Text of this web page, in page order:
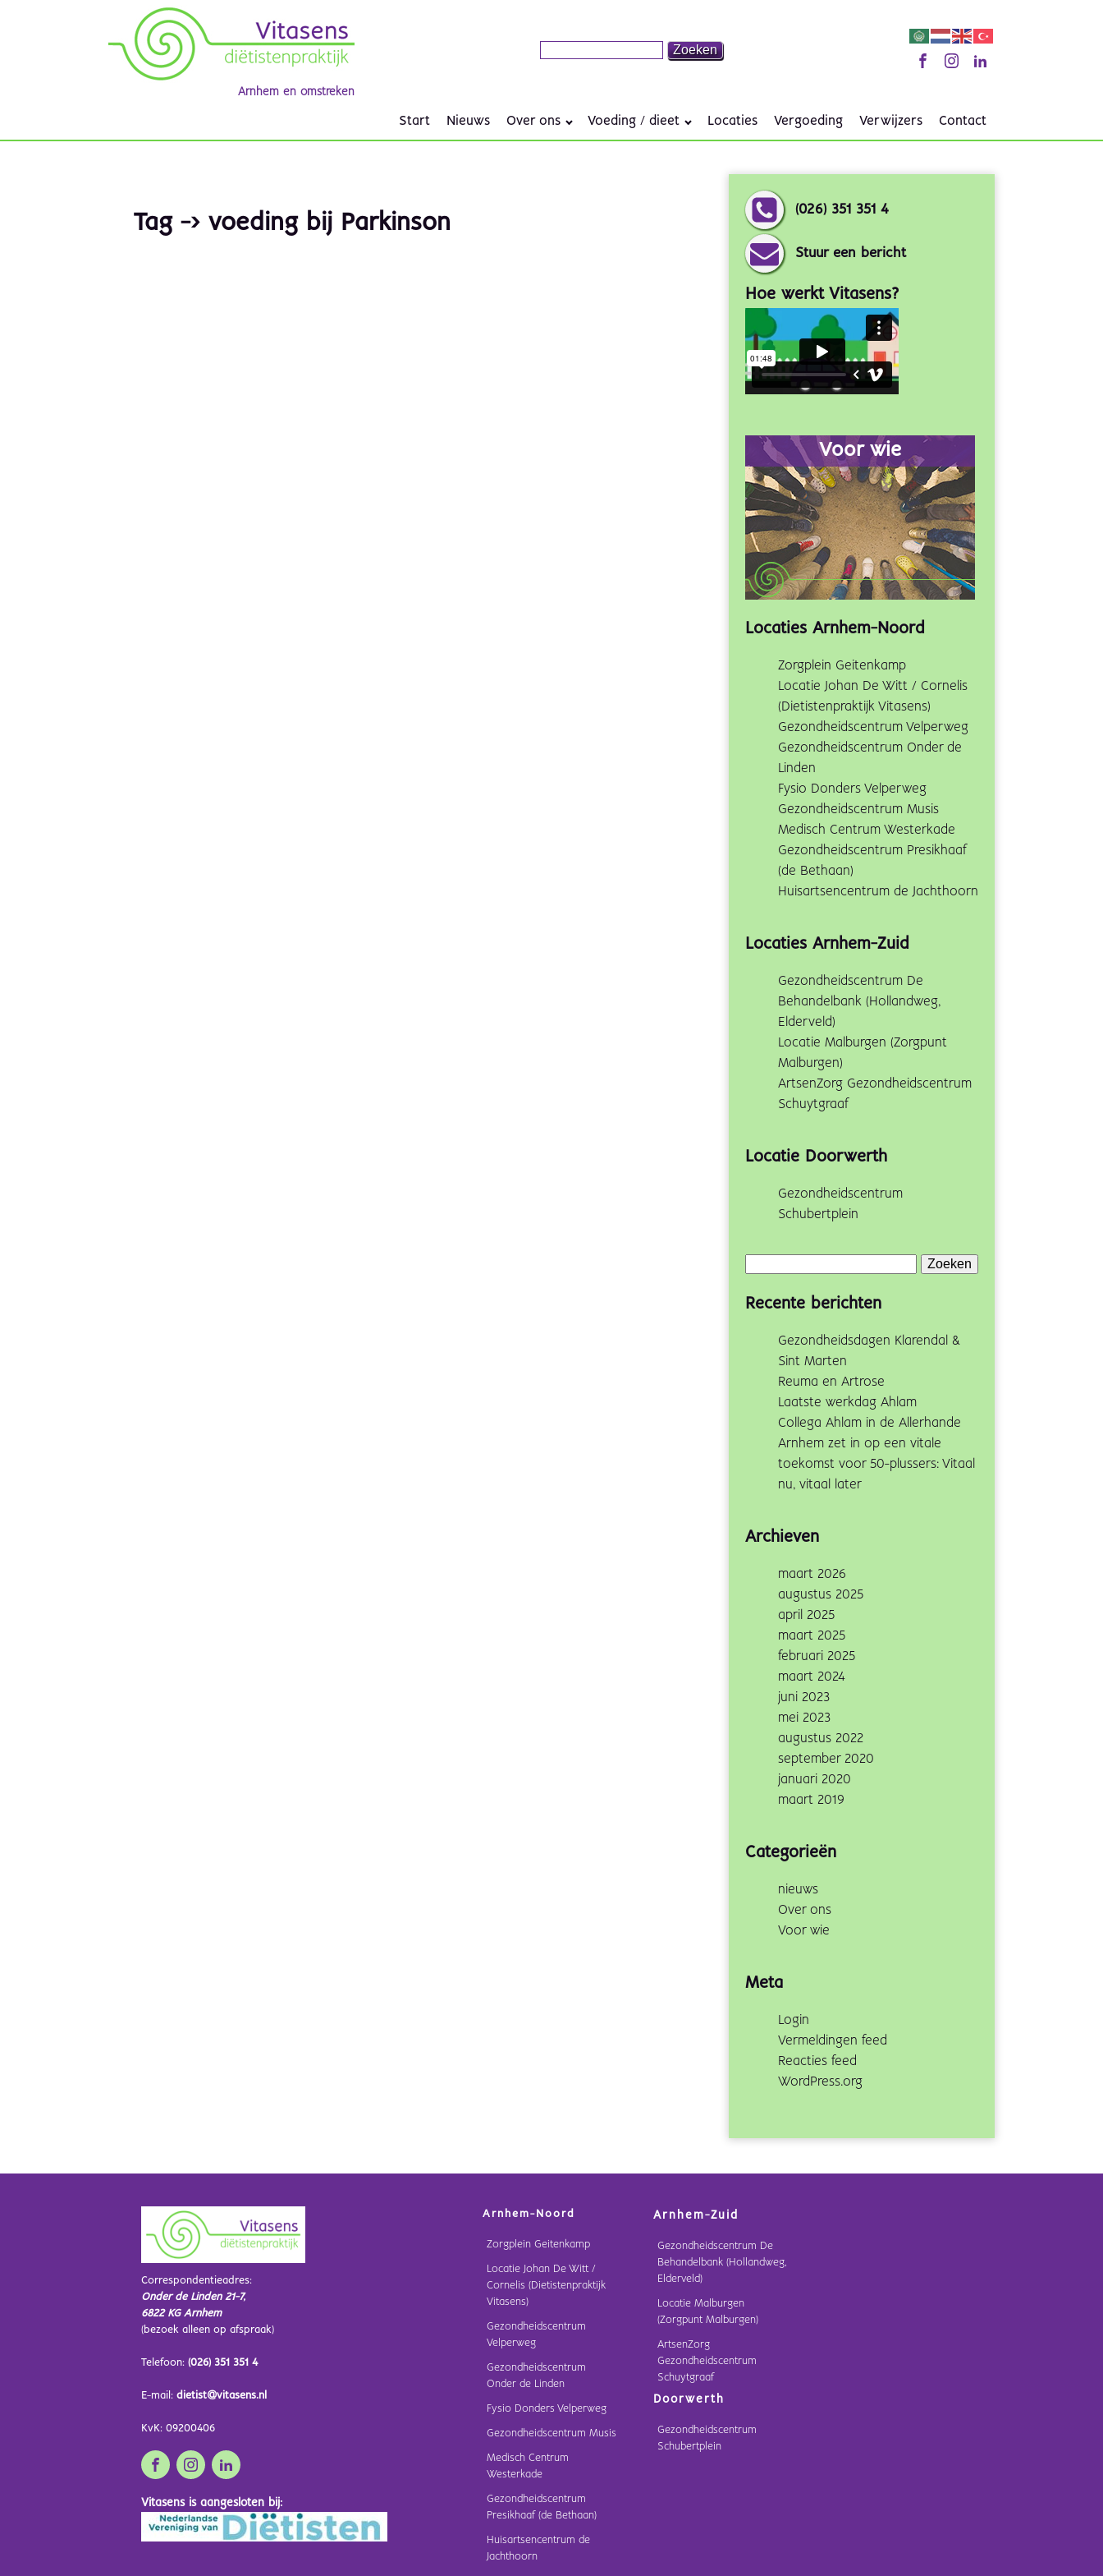
Arnhem en omstreken
Start Nieuws Over ons Voeding / dieet Locaties Vergoeding Verwijzers Contact
Tag -> voeding bij Parkinson
(026) 351 351 4
Stuur een bericht
Hoe werkt Vitasens?
Voor wie
Locaties Arnhem-Noord
Zorgplein Geitenkamp
Locatie Johan De Witt / Cornelis
(Dietistenpraktijk Vitasens)
Gezondheidscentrum Velperweg
Gezondheidscentrum Onder de
Linden
Fysio Donders Velperweg
Gezondheidscentrum Musis
Medisch Centrum Westerkade
Gezondheidscentrum Presikhaaf
(de Bethaan)
Huisartsencentrum de Jachthoorn
Locaties Arnhem-Zuid
Gezondheidscentrum De
Behandelbank (Hollandweg,
Elderveld)
Locatie Malburgen (Zorgpunt
Malburgen)
ArtsenZorg Gezondheidscentrum
Schuytgraaf
Locatie Doorwerth
Gezondheidscentrum
Schubertplein
Recente berichten
Gezondheidsdagen Klarendal &
Sint Marten
Reuma en Artrose
Laatste werkdag Ahlam
Collega Ahlam in de Allerhande
Arnhem zet in op een vitale
toekomst voor 50-plussers: Vitaal
nu, vitaal later
Archieven
maart 2026
augustus 2025
april 2025
maart 2025
februari 2025
maart 2024
juni 2023
mei 2023
augustus 2022
september 2020
januari 2020
maart 2019
Categorieën
nieuws
Over ons
Voor wie
Meta
Login
Vermeldingen feed
Reacties feed
WordPress.org
Correspondentieadres:
Onder de Linden 21-7,
6822 KG Arnhem
(bezoek alleen op afspraak)
Telefoon: (026) 351 351 4
E-mail: dietist@vitasens.nl
KvK: 09200406
Vitasens is aangesloten bij:
Arnhem-Noord
Zorgplein Geitenkamp
Locatie Johan De Witt /
Cornelis (Dietistenpraktijk
Vitasens)
Gezondheidscentrum
Velperweg
Gezondheidscentrum
Onder de Linden
Fysio Donders Velperweg
Gezondheidscentrum Musis
Medisch Centrum
Westerkade
Gezondheidscentrum
Presikhaaf (de Bethaan)
Huisartsencentrum de
Jachthoorn
Arnhem-Zuid
Gezondheidscentrum De
Behandelbank (Hollandweg,
Elderveld)
Locatie Malburgen
(Zorgpunt Malburgen)
ArtsenZorg
Gezondheidscentrum
Schuytgraaf
Doorwerth
Gezondheidscentrum
Schubertplein